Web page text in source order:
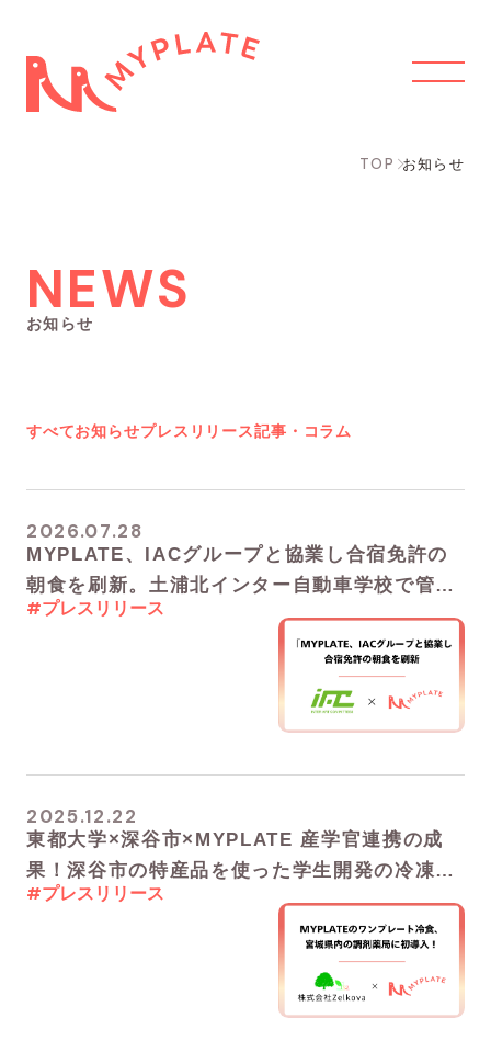
TOP お知らせ
NEWS
お知らせ
すべてお知らせプレスリリース記事・コラム
2026.07.28
MYPLATE、IACグループと協業し合宿免許の
朝食を刷新。土浦北インター自動車学校で管理
栄養士監修メニューの提供を開始
#プレスリリース
2025.12.22
東都大学×深谷市×MYPLATE 産学官連携の成
果！深谷市の特産品を使った学生開発の冷凍弁
当『深谷弁当』を幕張キャンパスで販売開始
#プレスリリース